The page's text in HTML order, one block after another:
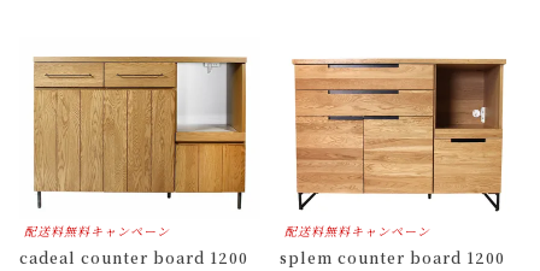
配送料無料キャンペーン
cadeal counter board 1200
配送料無料キャンペーン
splem counter board 1200